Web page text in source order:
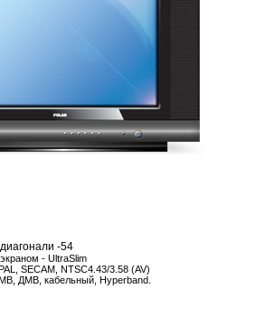
-54
- UltraSlim
SECAM, NTSC4.43/3.58 (AV)
ДМВ, кабельный, Hyperband.